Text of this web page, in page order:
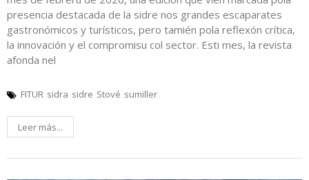
presencia destacada de la sidre nos grandes escaparates
gastronómicos y turísticos, pero tamién pola reflexón crítica,
la innovación y el compromisu col sector. Esti mes, la revista
afonda nel
FITUR sidra sidre Stové sumiller
Leer más...